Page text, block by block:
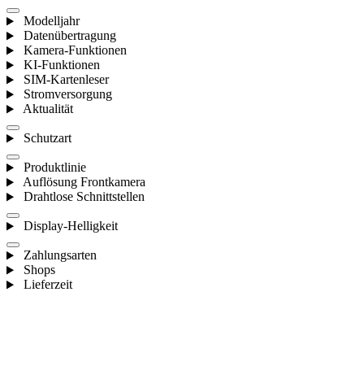
Modelljahr
Datenübertragung
Kamera-Funktionen
KI-Funktionen
SIM-Kartenleser
Stromversorgung
Aktualität
Schutzart
Produktlinie
Auflösung Frontkamera
Drahtlose Schnittstellen
Display-Helligkeit
Zahlungsarten
Shops
Lieferzeit